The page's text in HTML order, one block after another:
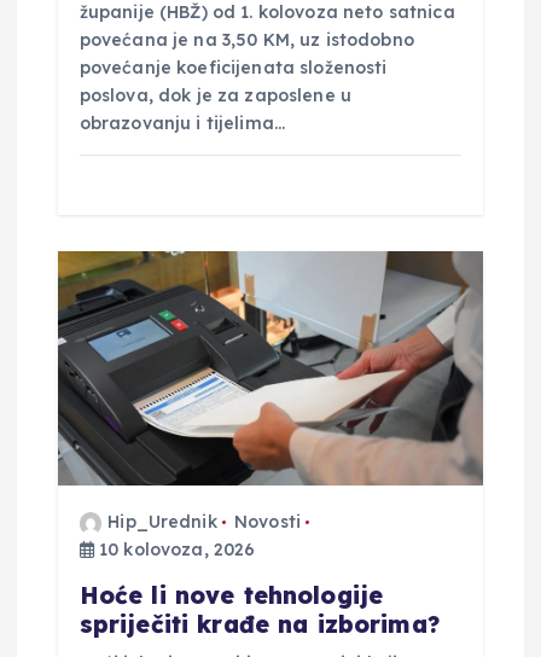
županije (HBŽ) od 1. kolovoza neto satnica
povećana je na 3,50 KM, uz istodobno
povećanje koeficijenata složenosti
poslova, dok je za zaposlene u
obrazovanju i tijelima…
Hip_Urednik
Novosti
10 kolovoza, 2026
Hoće li nove tehnologije
spriječiti krađe na izborima?